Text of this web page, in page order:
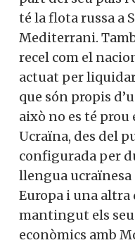
té la flota russa a
Mediterrani.
recel com el
actuat per
que són propis
això no es té
Ucraïna, des del
configurada per
llengua
Europa i una altra
mantingut els
econòmics amb